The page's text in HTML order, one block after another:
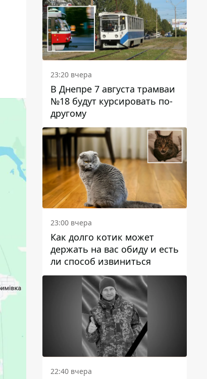
23:20 вчера
В Днепре 7 августа трамваи
№18 будут курсировать по-
другому
23:00 вчера
Как долго котик может
держать на вас обиду и есть
ли способ извиниться
22:40 вчера